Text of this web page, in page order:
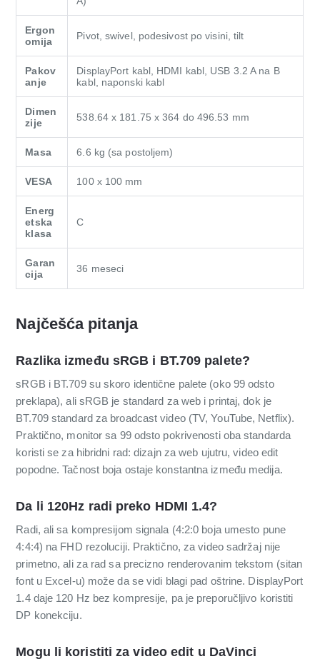
Ergon
omija
Pivot, swivel, podesivost po visini, tilt
Pakov
anje
DisplayPort kabl, HDMI kabl, USB 3.2 A na B
kabl, naponski kabl
Dimen
zije
538.64 x 181.75 x 364 do 496.53 mm
Masa 6.6 kg (sa postoljem)
VESA 100 x 100 mm
Energ
etska
klasa
C
Garan
cija
36 meseci
Najčešća pitanja
Razlika između sRGB i BT.709 palete?
sRGB i BT.709 su skoro identične palete (oko 99 odsto
preklapa), ali sRGB je standard za web i printaj, dok je
BT.709 standard za broadcast video (TV, YouTube, Netflix).
Praktično, monitor sa 99 odsto pokrivenosti oba standarda
koristi se za hibridni rad: dizajn za web ujutru, video edit
popodne. Tačnost boja ostaje konstantna između medija.
Da li 120Hz radi preko HDMI 1.4?
Radi, ali sa kompresijom signala (4:2:0 boja umesto pune
4:4:4) na FHD rezoluciji. Praktično, za video sadržaj nije
primetno, ali za rad sa precizno renderovanim tekstom (sitan
font u Excel-u) može da se vidi blagi pad oštrine. DisplayPort
1.4 daje 120 Hz bez kompresije, pa je preporučljivo koristiti
DP konekciju.
Mogu li koristiti za video edit u DaVinci